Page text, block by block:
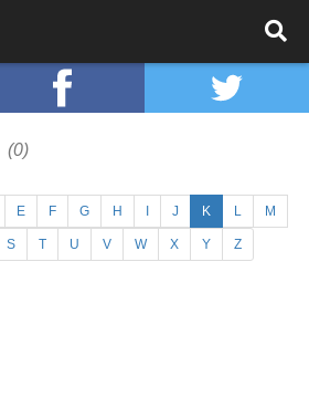
(0)
E F G H J K L M
S T U V W X Y Z